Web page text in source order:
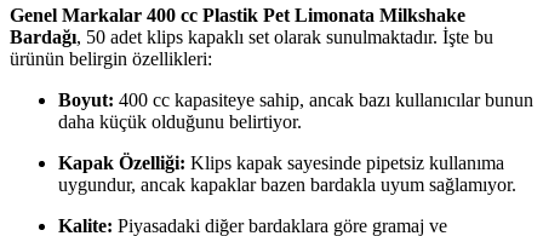
Genel Markalar 400 cc Plastik Pet Limonata Milkshake
Bardağı, 50 adet klips kapaklı set olarak sunulmaktadır. İşte bu
ürünün belirgin özellikleri:
Boyut: 400 cc kapasiteye sahip, ancak bazı kullanıcılar bunun
daha küçük olduğunu belirtiyor.
Kapak Özelliği: Klips kapak sayesinde pipetsiz kullanıma
uygundur, ancak kapaklar bazen bardakla uyum sağlamıyor.
Kalite: Piyasadaki diğer bardaklara göre gramaj ve